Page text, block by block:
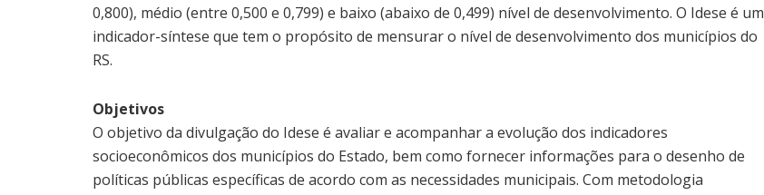
0,800), médio (entre 0,500 e 0,799) e baixo (abaixo de 0,499) nível de desenvolvimento. O Idese é um
indicador-síntese que tem o propósito de mensurar o nível de desenvolvimento dos municípios do
RS.
Objetivos
O objetivo da divulgação do Idese é avaliar e acompanhar a evolução dos indicadores
socioeconômicos dos municípios do Estado, bem como fornecer informações para o desenho de
políticas públicas específicas de acordo com as necessidades municipais. Com metodologia